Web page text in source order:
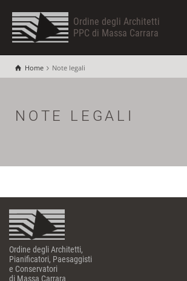
Ordine degli Architetti
PPC di Massa Carrara
Home Note legali
NOTE LEGALI
Ordine degli Architetti,
Pianificatori, Paesaggisti
e Conservatori
di Massa Carrara